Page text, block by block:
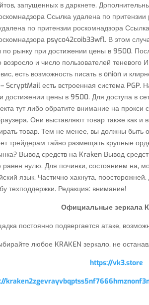
запущенных в даркнете.
Ссылка удалена по
по притензии роскомнадзора
psyco42coib33wfl. В этом
по рынку при достижении цены в 9500.
возросло и число пользователей
есть возможность писать в onion и
есть встроенная система PGP.
достижении цены в 9500. Для доступа в
тут либо обратите внимание на прокси
Они выставляют товар также как и
товар. Тем не менее, вы должны
трейдерам тайно размещать крупные
Вывод средств на Kraken Вывод
равен нулю. Для починки, состоянием на,
язык. Частично хакнута,
техподдержки. Редакция: внимание!
Официальные зеркала
постоянно подвергается атаке,
любое KRAKEN зеркало, не
https://vk3.store